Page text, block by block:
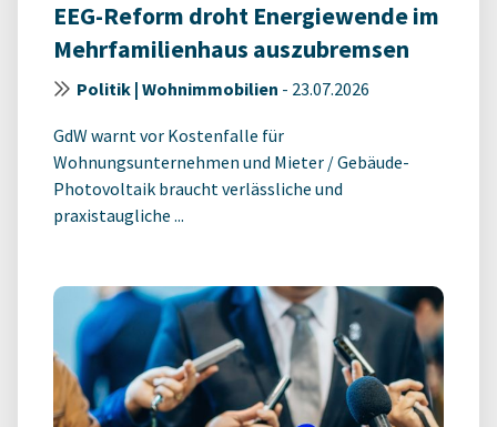
EEG-Reform droht Energiewende im
Mehrfamilienhaus auszubremsen
Politik | Wohnimmobilien - 23.07.2026
GdW warnt vor Kostenfalle für
Wohnungsunternehmen und Mieter / Gebäude-
Photovoltaik braucht verlässliche und
praxistaugliche ...